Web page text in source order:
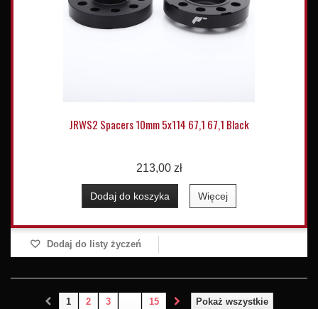
JRWS2 Spacers 10mm 5x114 67,1 67,1 Black
213,00 zł
Dodaj do koszyka Więcej
Dodaj do listy życzeń
Pokaż wszystkie
1 2 3 15